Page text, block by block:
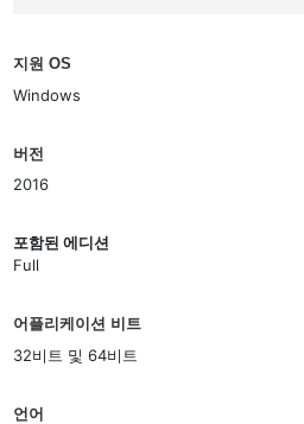
지원 OS
Windows
버전
2016
포함된 에디션
Full
어플리케이션 비트
32비트 및 64비트
언어